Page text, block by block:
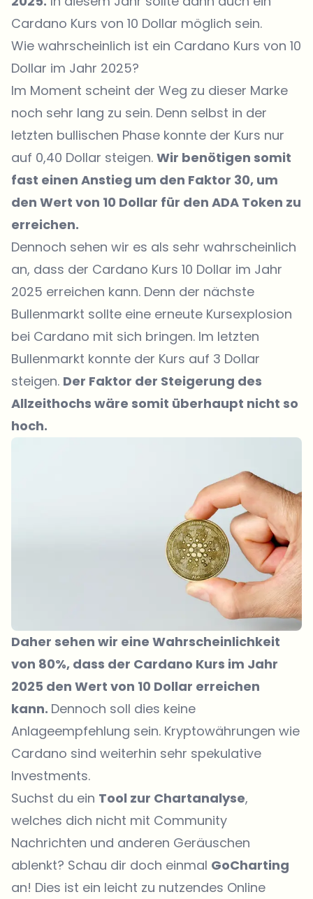
Cardano Kurs von 10 Dollar möglich sein.
Wie wahrscheinlich ist ein Cardano Kurs von 10
Dollar im Jahr 2025?
Im Moment scheint der Weg zu dieser Marke
noch sehr lang zu sein. Denn selbst in der
letzten bullischen Phase konnte der Kurs nur
auf 0,40 Dollar steigen. Wir benötigen somit
fast einen Anstieg um den Faktor 30, um
den Wert von 10 Dollar für den ADA Token zu
erreichen.
Dennoch sehen wir es als sehr wahrscheinlich
an, dass der Cardano Kurs 10 Dollar im Jahr
2025 erreichen kann. Denn der nächste
Bullenmarkt sollte eine erneute Kursexplosion
bei Cardano mit sich bringen. Im letzten
Bullenmarkt konnte der Kurs auf 3 Dollar
steigen. Der Faktor der Steigerung des
Allzeithochs wäre somit überhaupt nicht so
hoch.
Daher sehen wir eine Wahrscheinlichkeit
von 80%, dass der Cardano Kurs im Jahr
2025 den Wert von 10 Dollar erreichen
kann. Dennoch soll dies keine
Anlageempfehlung sein. Kryptowährungen wie
Cardano sind weiterhin sehr spekulative
Investments.
Suchst du ein Tool zur Chartanalyse,
welches dich nicht mit Community
Nachrichten und anderen Geräuschen
ablenkt? Schau dir doch einmal GoCharting
an! Dies ist ein leicht zu nutzendes Online